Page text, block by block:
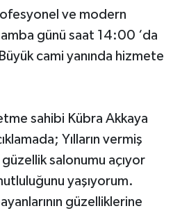
ve modern
günü saat 14:00 ‘da
cami yanında hizmete
sahibi Kübra Akkaya
Yılların vermiş
salonumu açıyor
yaşıyorum.
güzelliklerine